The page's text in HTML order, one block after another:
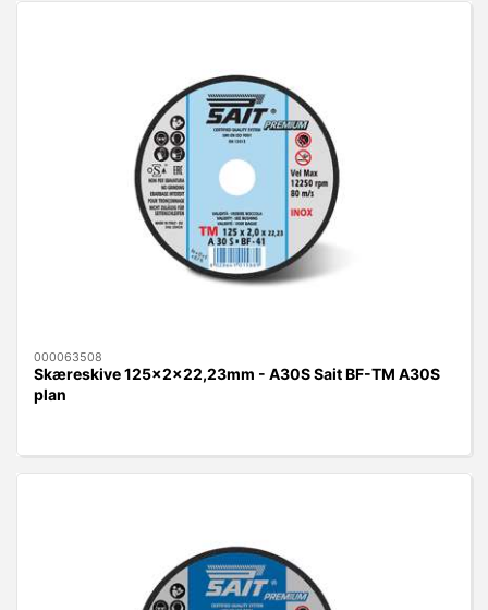
000063508
Skæreskive 125x2x22,23mm - A30S Sait BF-TM A30S
plan